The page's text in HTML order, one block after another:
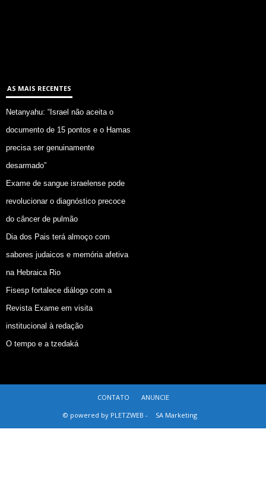
AS MAIS RECENTES
Netanyahu: “Israel não aceita o
documento de 15 pontos e o Hamas
precisa ser genuinamente
desarmado”
Exame de sangue israelense pode
revolucionar o diagnóstico precoce
do câncer de pulmão
Dia dos Pais terá almoço com
sabores judaicos e memória afetiva
na Hebraica Rio
Fisesp fortalece diálogo com a
Revista Exame em visita
institucional à redação
O tempo e a tzedaká
CONTATO
ANUNCIE
© powered by PLETZWEB -
SA Marketing